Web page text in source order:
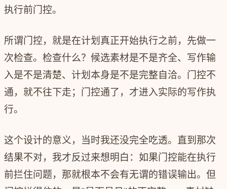
执行前门控。
所谓门控，就是在计划真正开始执行之前，先做一
次检查。检查什么？候选素材是不是齐全、写作输
入是不是清楚、计划本身是不是完整自洽。门控不
通，就不往下走；门控通了，才进入实际的写作执
行。
这个设计的意义，当时我还没完全吃透。直到那次
结果不对，我才反过来想明白：如果门控能在执行
前拦住问题，那就根本不会有无谓的错误输出。但